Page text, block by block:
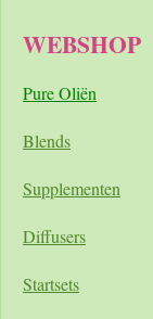
WEBSHOP
Pure Oliën
Blends
Supplementen
Diffusers
Startsets